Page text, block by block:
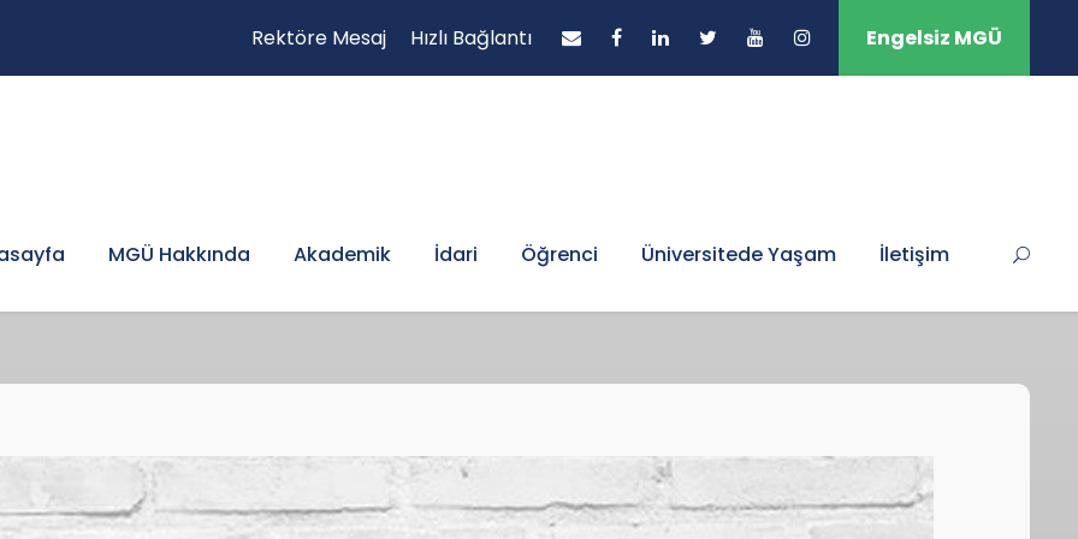
Rektöre Mesaj Hızlı Bağlantı Engelsiz MGÜ
MGÜ Hakkında Akademik İdari Öğrenci Üniversitede Yaşam İletişim